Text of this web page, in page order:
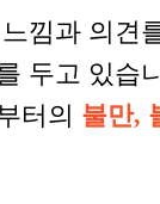
낌과 의견
두고 있
터의 불만,